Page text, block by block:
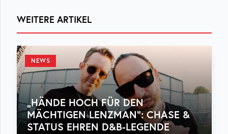
WEITERE ARTIKEL
NEWS
„HÄNDE HOCH FÜR DEN
MÄCHTIGEN LENZMAN“: CHASE &
STATUS EHREN D&B-LEGENDE